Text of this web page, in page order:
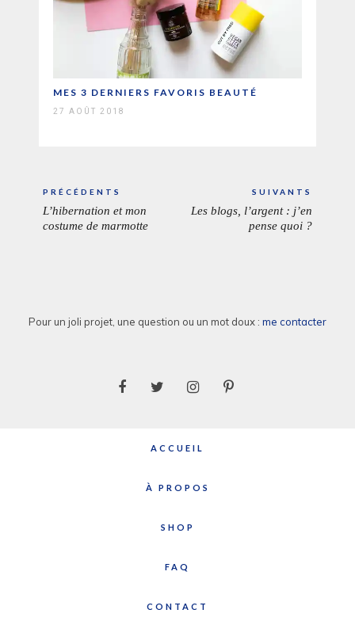
MES 3 DERNIERS FAVORIS BEAUTÉ
27 AOÛT 2018
l’article
PRÉCÉDENTS
ARTICLE
L’hibernation et mon
costume de marmotte
SUIVANTS
Les blogs, l’argent : j’en
pense quoi ?
Pour un joli projet, une question ou un mot doux : me contacter
ACCUEIL
À PROPOS
SHOP
FAQ
CONTACT